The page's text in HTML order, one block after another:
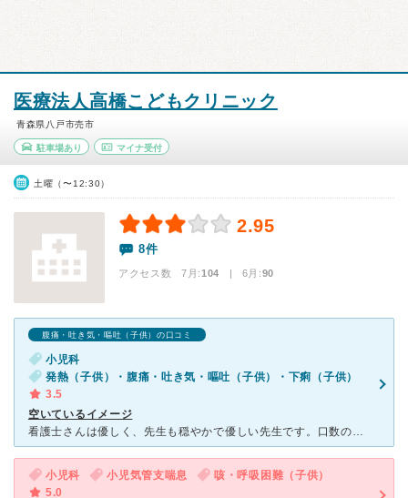
医療法人高橋こどもクリニック
青森県八戸市売市
駐車場あり マイナ受付
土曜（〜12:30）
2.95
8件
アクセス数 7月:104 | 6月:90
腹痛・吐き気・嘔吐（子供）の口コミ
小児科
発熱（子供）・腹痛・吐き気・嘔吐（子供）・下痢（子供）
3.5
空いているイメージ
看護士さんは優しく、先生も穏やかで優しい先生です。口数の多い先生ではないですが、こちらから質問すると穏やかに答えてくださいます。割りと空いているイメージですが、インフルエンザの予防接種の時期などは大変
小児科 小児気管支喘息
咳・呼吸困難（子供）
5.0